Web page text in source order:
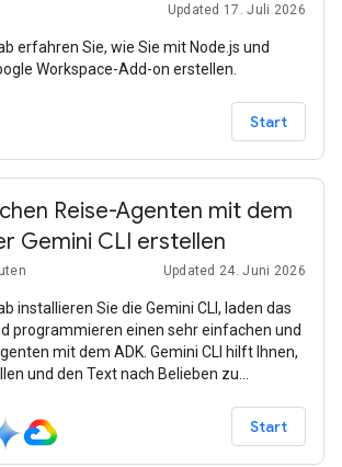
Updated 17. Juli 2026
erfahren Sie, wie Sie mit Node.js und
Workspace-Add-on erstellen.
Start
Reise-Agenten mit dem
Gemini CLI erstellen
Updated 24. Juni 2026
installieren Sie die Gemini CLI, laden das
programmieren einen sehr einfachen und
mit dem ADK. Gemini CLI hilft Ihnen,
und den Text nach Belieben zu
zu nutzen.
Start